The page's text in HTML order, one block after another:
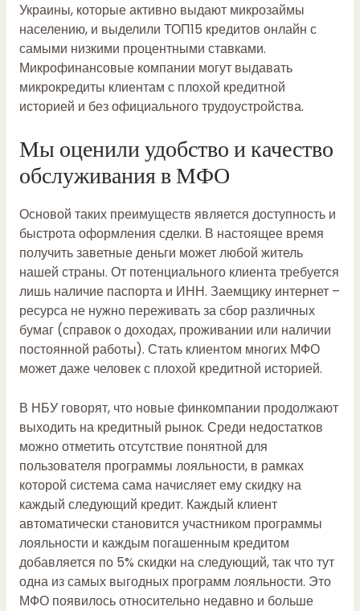
Украины, которые активно выдают микрозаймы
населению, и выделили ТОП15 кредитов онлайн с
самыми низкими процентными ставками.
Микрофинансовые компании могут выдавать
микрокредиты клиентам с плохой кредитной
историей и без официального трудоустройства.
Мы оценили удобство и качество
обслуживания в МФО
Основой таких преимуществ является доступность и
быстрота оформления сделки. В настоящее время
получить заветные деньги может любой житель
нашей страны. От потенциального клиента требуется
лишь наличие паспорта и ИНН. Заемщику интернет –
ресурса не нужно переживать за сбор различных
бумаг (справок о доходах, проживании или наличии
постоянной работы). Стать клиентом многих МФО
может даже человек с плохой кредитной историей.
В НБУ говорят, что новые финкомпании продолжают
выходить на кредитный рынок. Среди недостатков
можно отметить отсутствие понятной для
пользователя программы лояльности, в рамках
которой система сама начисляет ему скидку на
каждый следующий кредит. Каждый клиент
автоматически становится участником программы
лояльности и каждым погашенным кредитом
добавляется по 5% скидки на следующий, так что тут
одна из самых выгодных программ лояльности. Это
МФО появилось относительно недавно и больше